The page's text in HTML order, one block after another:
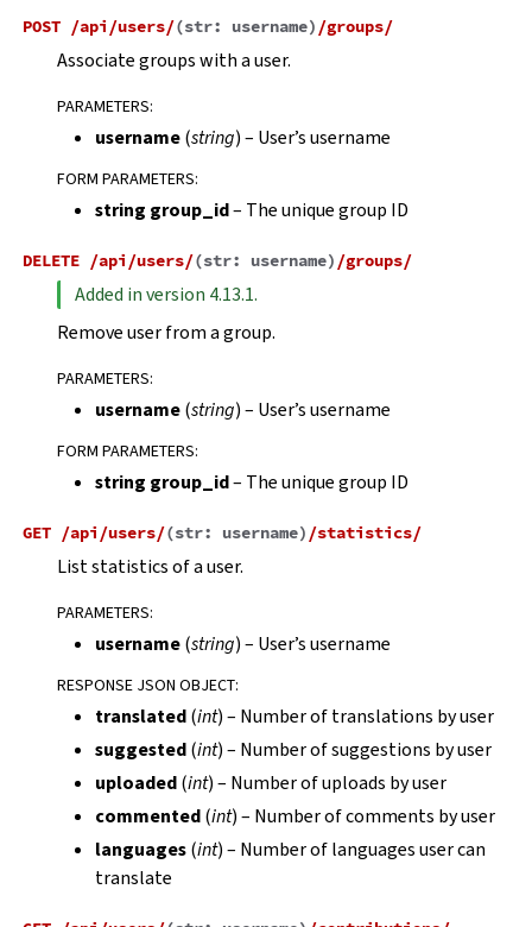
POST /api/users/(str: username) /groups/
Associate groups with a user.
PARAMETERS:
username(string) – User’s username
FORM PARAMETERS:
string group_id– The unique group ID
DELETE /api/users/(str: username) /groups/
Added in version 4.13.1.
Remove user from a group.
PARAMETERS:
username(string) – User’s username
FORM PARAMETERS:
string group_id– The unique group ID
GET /api/users/(str: username) /statistics/
List statistics of a user.
PARAMETERS:
username(string) – User’s username
RESPONSE JSON OBJECT:
translated(int) – Number of translations by user
suggested(int) – Number of suggestions by user
uploaded(int) – Number of uploads by user
commented(int) – Number of comments by user
languages(int) – Number of languages user can
translate